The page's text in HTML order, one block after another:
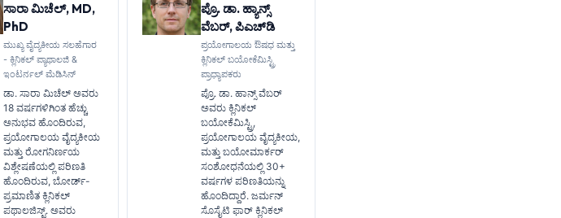
ಸಾರಾ ಮಿಚೆಲ್, MD,
PhD
ಮುಖ್ಯ ವೈದ್ಯಕೀಯ ಸಲಹೆಗಾರ
- ಕ್ಲಿನಿಕಲ್ ಪ್ಯಾಥಾಲಜಿ &
ಇಂಟರ್ನಲ್ ಮೆಡಿಸಿನ್
ಡಾ. ಸಾರಾ ಮಿಚೆಲ್ ಅವರು
18 ವರ್ಷಗಳಿಗಿಂತ ಹೆಚ್ಚು
ಅನುಭವ ಹೊಂದಿರುವ,
ಪ್ರಯೋಗಾಲಯ ವೈದ್ಯಕೀಯ
ಮತ್ತು ರೋಗನಿರ್ಣಯ
ವಿಶ್ಲೇಷಣೆಯಲ್ಲಿ ಪರಿಣತಿ
ಹೊಂದಿರುವ, ಬೋರ್ಡ್-
ಪ್ರಮಾಣಿತ ಕ್ಲಿನಿಕಲ್
ಪಥಾಲಜಿಸ್ಟ್. ಅವರು
ಪ್ರೊ. ಡಾ. ಹ್ಯಾನ್ಸ್
ವೆಬರ್, ಪಿಎಚ್‌ಡಿ
ಪ್ರಯೋಗಾಲಯ ಔಷಧ ಮತ್ತು
ಕ್ಲಿನಿಕಲ್ ಬಯೋಕೆಮಿಸ್ಟ್ರಿ
ಪ್ರಾಧ್ಯಾಪಕರು
ಪ್ರೊ. ಡಾ. ಹಾನ್ಸ್ ವೆಬರ್
ಅವರು ಕ್ಲಿನಿಕಲ್
ಬಯೋಕೆಮಿಸ್ಟ್ರಿ,
ಪ್ರಯೋಗಾಲಯ ವೈದ್ಯಕೀಯ,
ಮತ್ತು ಬಯೋಮಾರ್ಕರ್
ಸಂಶೋಧನೆಯಲ್ಲಿ 30+
ವರ್ಷಗಳ ಪರಿಣತಿಯನ್ನು
ಹೊಂದಿದ್ದಾರೆ. ಜರ್ಮನ್
ಸೊಸೈಟಿ ಫಾರ್ ಕ್ಲಿನಿಕಲ್